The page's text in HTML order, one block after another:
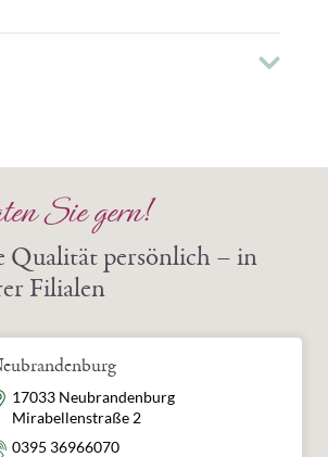
Sie gern!
Qualität persönlich – in
Filialen
Adresse
17033 Neubrandenburg
Mirabellenstraße 2
Telefon
0395 36966070